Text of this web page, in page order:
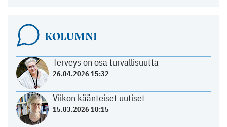
KOLUMNI
Terveys on osa turvallisuutta
26.04.2026 15:32
Viikon käänteiset uutiset
15.03.2026 10:15